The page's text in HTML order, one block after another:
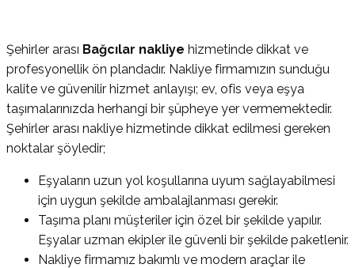
Şehirler arası Bağcılar nakliye hizmetinde dikkat ve
profesyonellik ön plandadır. Nakliye firmamızın sunduğu
kalite ve güvenilir hizmet anlayışı; ev, ofis veya eşya
taşımalarınızda herhangi bir şüpheye yer vermemektedir.
Şehirler arası nakliye hizmetinde dikkat edilmesi gereken
noktalar şöyledir;
Eşyaların uzun yol koşullarına uyum sağlayabilmesi
için uygun şekilde ambalajlanması gerekir.
Taşıma planı müşteriler için özel bir şekilde yapılır.
Eşyalar uzman ekipler ile güvenli bir şekilde paketlenir.
Nakliye firmamız bakımlı ve modern araçlar ile